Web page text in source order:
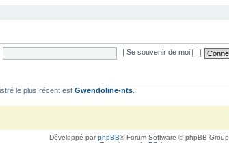
Se souvenir de moi
le plus récent estGwendoline-nts
Développé parphpBB® Forum Software © phpBB Group